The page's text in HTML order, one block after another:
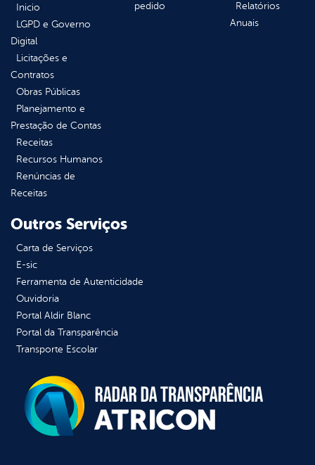
Inicio
LGPD e Governo
Digital
Licitações e
Contratos
Obras Públicas
Planejamento e
Prestação de Contas
Receitas
Recursos Humanos
Renúncias de
Receitas
pedido
Relatórios
Anuais
Outros Serviços
Carta de Serviços
E-sic
Ferramenta de Autenticidade
Ouvidoria
Portal Aldir Blanc
Portal da Transparência
Transporte Escolar